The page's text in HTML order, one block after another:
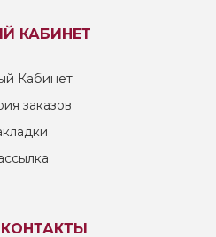
КАБИНЕТ
Кабинет
заказов